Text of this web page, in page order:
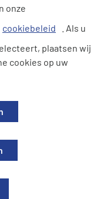
en
voorbehouden | Het
onze
cookiebeleid
. Als u
plaatsen wij
cookies op uw